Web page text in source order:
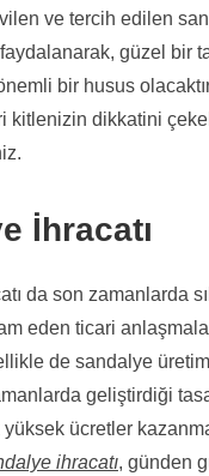
ve tercih edilen
güzel bir
bir husus
kitlenizin dikkatini
İhracatı
da son zamanlarda
eden ticari
de sandalye
geliştirdiği
ücretler
ihracatı, günden